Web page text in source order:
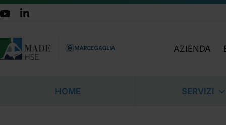
AZIENDA
TEAM
HOME SERVIZI